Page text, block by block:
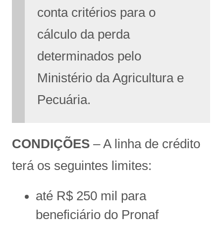
conta critérios para o
cálculo da perda
determinados pelo
Ministério da Agricultura e
Pecuária.
CONDIÇÕES – A linha de crédito
terá os seguintes limites:
até R$ 250 mil para
beneficiário do Pronaf